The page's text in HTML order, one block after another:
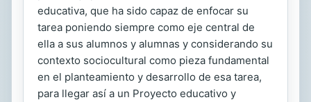
educativa, que ha sido capaz de enfocar su
tarea poniendo siempre como eje central de
ella a sus alumnos y alumnas y considerando su
contexto sociocultural como pieza fundamental
en el planteamiento y desarrollo de esa tarea,
para llegar así a un Proyecto educativo y